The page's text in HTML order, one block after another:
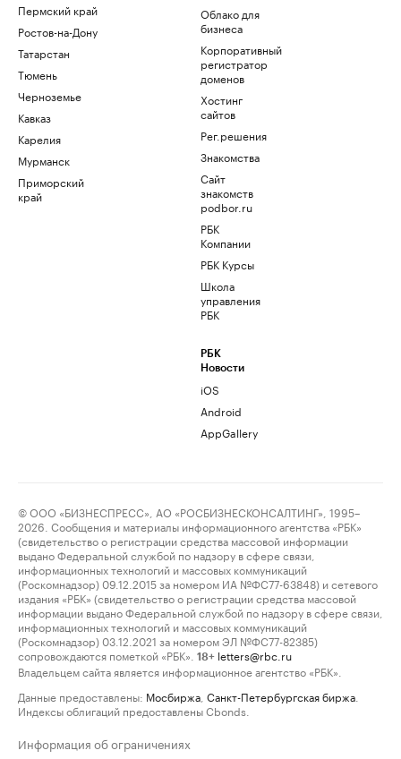
Пермский край
Ростов-на-Дону
Татарстан
Тюмень
Черноземье
Кавказ
Карелия
Мурманск
Приморский
край
Облако для
бизнеса
Корпоративный
регистратор
доменов
Хостинг
сайтов
Рег.решения
Знакомства
Сайт
знакомств
podbor.ru
РБК
Компании
РБК Курсы
Школа
управления
РБК
РБК
Новости
iOS
Android
AppGallery
© ООО «БИЗНЕСПРЕСС», АО «РОСБИЗНЕСКОНСАЛТИНГ», 1995–
2026. Сообщения и материалы информационного агентства «РБК»
(свидетельство о регистрации средства массовой информации
выдано Федеральной службой по надзору в сфере связи,
информационных технологий и массовых коммуникаций
(Роскомнадзор) 09.12.2015 за номером ИА №ФС77-63848) и сетевого
издания «РБК» (свидетельство о регистрации средства массовой
информации выдано Федеральной службой по надзору в сфере связи,
информационных технологий и массовых коммуникаций
(Роскомнадзор) 03.12.2021 за номером ЭЛ №ФС77-82385)
сопровождаются пометкой «РБК».
18+ letters@rbc.ru
Владельцем сайта является информационное агентство «РБК».
Данные предоставлены: Мосбиржа Санкт-Петербургская биржа
Индексы облигаций предоставлены Cbonds.
Информация об ограничениях